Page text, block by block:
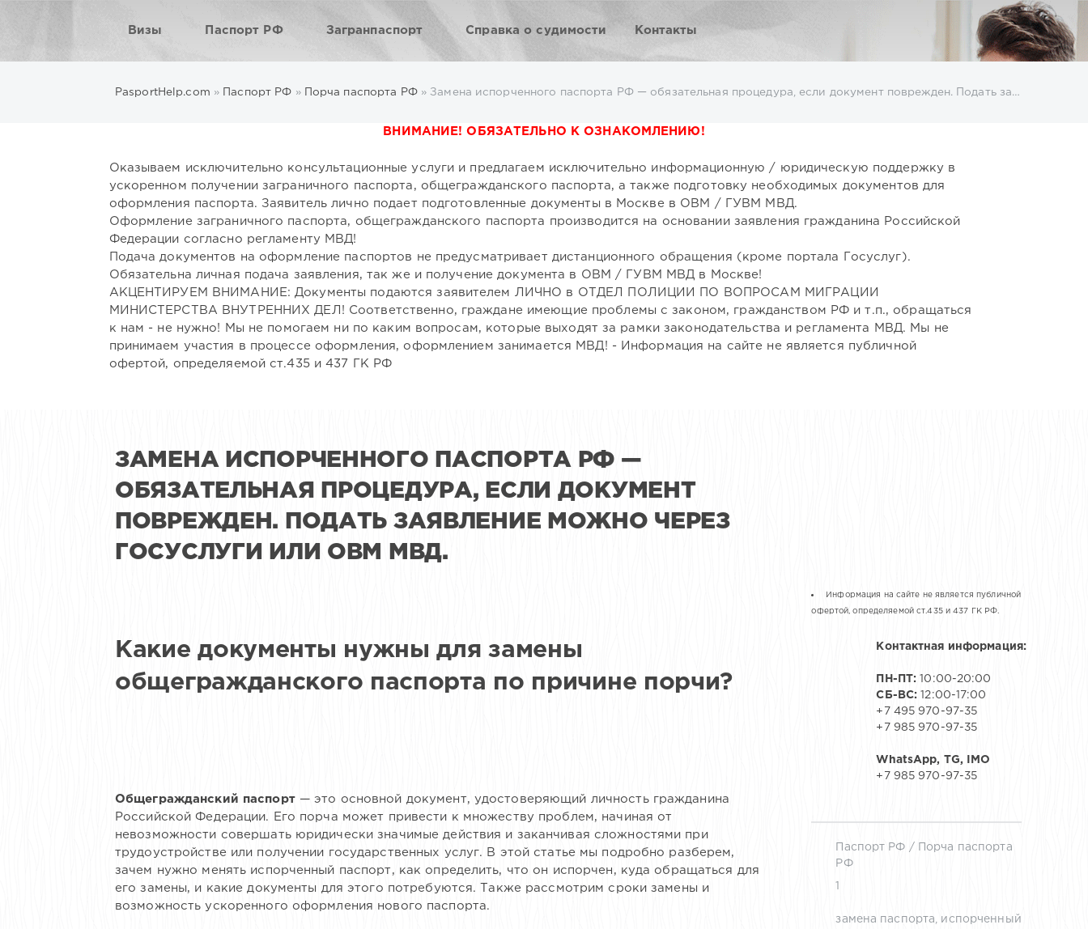
Визы Паспорт РФ Загранпаспорт Справка о судимости Контакты
PasportHelp.com » Паспорт РФ » Порча паспорта РФ» Замена испорченного паспорта РФ — обязательная процедура, если документ поврежден. Подать заявление можно через Госуслуги или ОВМ МВД.
ВНИМАНИЕ! ОБЯЗАТЕЛЬНО К ОЗНАКОМЛЕНИЮ!
Оказываем исключительно консультационные услуги и предлагаем исключительно информационную / юридическую поддержку в
ускоренном получении заграничного паспорта, общегражданского паспорта, а также подготовку необходимых документов для
оформления паспорта. Заявитель лично подает подготовленные документы в Москве в ОВМ / ГУВМ МВД.
Оформление заграничного паспорта, общегражданского паспорта производится на основании заявления гражданина Российской
Федерации согласно регламенту МВД!
Подача документов на оформление паспортов не предусматривает дистанционного обращения (кроме портала Госуслуг).
Обязательна личная подача заявления, так же и получение документа в ОВМ / ГУВМ МВД в Москве!
АКЦЕНТИРУЕМ ВНИМАНИЕ: Документы подаются заявителем ЛИЧНО в ОТДЕЛ ПОЛИЦИИ ПО ВОПРОСАМ МИГРАЦИИ
МИНИСТЕРСТВА ВНУТРЕННИХ ДЕЛ! Соответственно, граждане имеющие проблемы с законом, гражданством РФ и т.п., обращаться
к нам - не нужно! Мы не помогаем ни по каким вопросам, которые выходят за рамки законодательства и регламента МВД. Мы не
принимаем участия в процессе оформления, оформлением занимается МВД! - Информация на сайте не является публичной
офертой, определяемой cт.435 и 437 ГК РФ
ЗАМЕНА ИСПОРЧЕННОГО ПАСПОРТА РФ —
ОБЯЗАТЕЛЬНАЯ ПРОЦЕДУРА, ЕСЛИ ДОКУМЕНТ
ПОВРЕЖДЕН. ПОДАТЬ ЗАЯВЛЕНИЕ МОЖНО ЧЕРЕЗ
ГОСУСЛУГИ ИЛИ ОВМ МВД.
Информация на сайте не является публичной
офертой, определяемой cт.435 и 437 ГК РФ.
Контактная информация:
ПН-ПТ: 10:00-20:00
СБ-ВС: 12:00-17:00
+7 495 970-97-35
+7 985 970-97-35
WhatsApp, TG, IMO
+7 985 970-97-35
Паспорт РФ /
Порча паспорта
РФ
замена паспорта
испорченный
Какие документы нужны для замены
общегражданского паспорта по причине порчи?
Общегражданский паспорт— это основной документ, удостоверяющий личность гражданина
Российской Федерации. Его порча может привести к множеству проблем, начиная от
невозможности совершать юридически значимые действия и заканчивая сложностями при
трудоустройстве или получении государственных услуг. В этой статье мы подробно разберем,
зачем нужно менять испорченный паспорт, как определить, что он испорчен, куда обращаться для
его замены, и какие документы для этого потребуются. Также рассмотрим сроки замены и
возможность ускоренного оформления нового паспорта.